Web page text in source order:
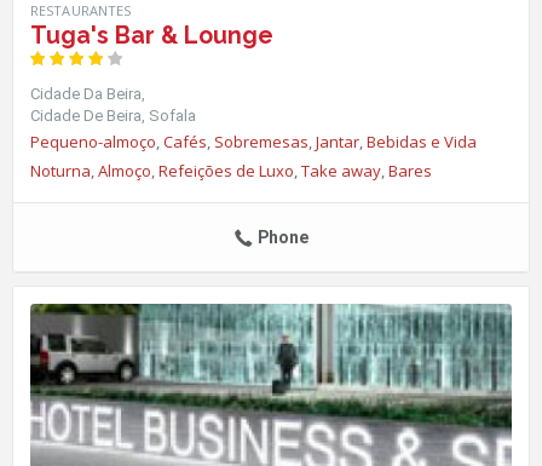
RESTAURANTES
Tuga's Bar & Lounge
Cidade Da Beira
Cidade De Beira Sofala
Pequeno-almoço,Cafés, Sobremesas,Jantar,Bebidas e Vida
Noturna,Almoço,Refeições de Luxo,Take away,Bares
Phone